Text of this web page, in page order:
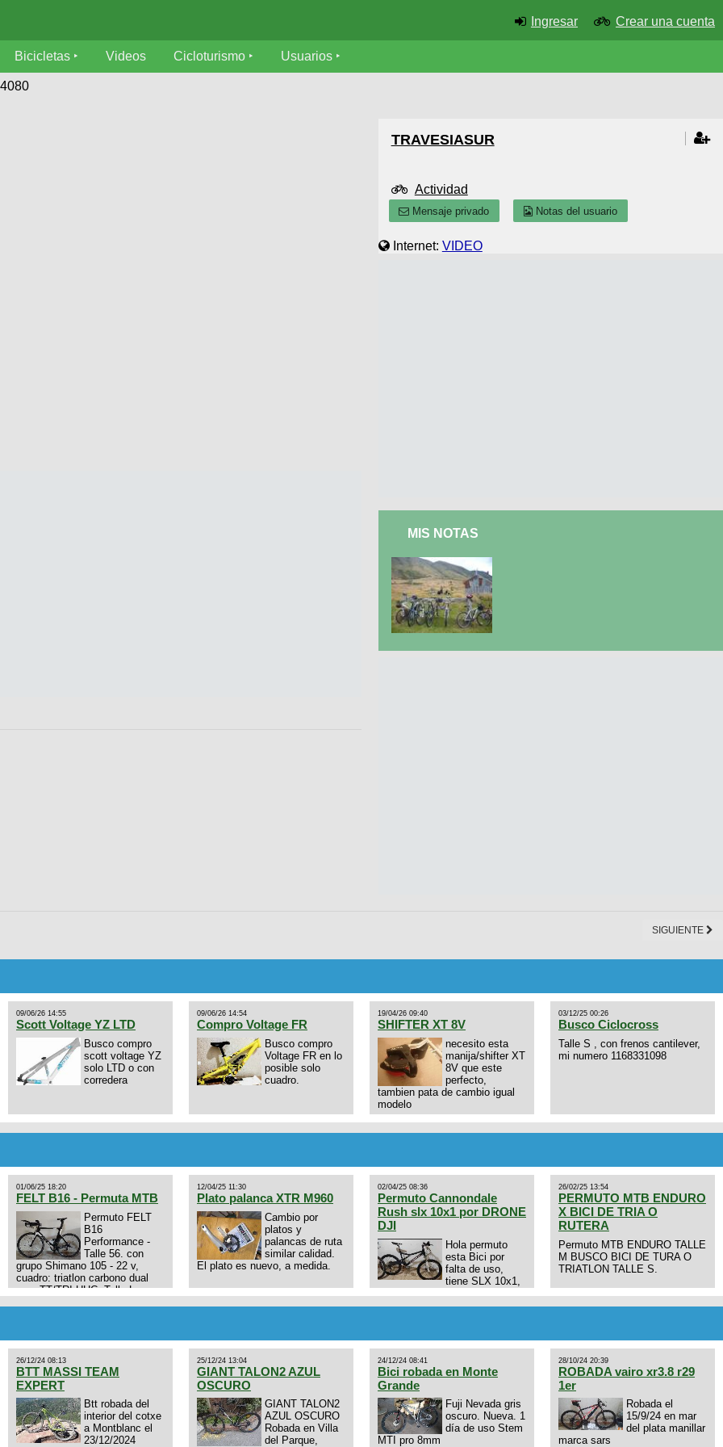
Ingresar Crear una cuenta
Bicicletas Videos Cicloturismo Usuarios
TRAVESIASUR
Actividad
Mensaje privado Notas del usuario
Internet: VIDEO
MIS NOTAS
SIGUIENTE
09/06/26 14:55
Scott Voltage YZ LTD
Busco compro
scott voltage YZ
solo LTD o con
corredera
09/06/26 14:54
Compro Voltage FR
Busco compro
Voltage FR en lo
posible solo
cuadro.
19/04/26 09:40
SHIFTER XT 8V
necesito esta
manija/shifter XT
8V que este
perfecto,
tambien pata de cambio igual
modelo
03/12/25 00:26
Busco Ciclocross
Talle S , con frenos cantilever,
mi numero 1168331098
01/06/25 18:20
FELT B16 - Permuta MTB
Permuto FELT
B16
Performance -
Talle 56. con
grupo Shimano 105 - 22 v,
cuadro: triatlon carbono dual
aero TT/TRI UHC. Talle L.
12/04/25 11:30
Plato palanca XTR M960
Cambio por
platos y
palancas de ruta
similar calidad.
El plato es nuevo, a medida.
02/04/25 08:36
Permuto Cannondale
Rush slx 10x1 por DRONE
DJI
Hola permuto
esta Bici por
falta de uso,
tiene SLX 10x1,
Axon tope de gama con
drone de la marca Dji, les dejo
3434568861 saludos
26/02/25 13:54
PERMUTO MTB ENDURO
X BICI DE TRIA O
RUTERA
Permuto MTB ENDURO TALLE
M BUSCO BICI DE TURA O
TRIATLON TALLE S.
26/12/24 08:13
BTT MASSI TEAM
EXPERT
Btt robada del
interior del cotxe
a Montblanc el
23/12/2024
25/12/24 13:04
GIANT TALON2 AZUL
OSCURO
GIANT TALON2
AZUL OSCURO
Robada en Villa
del Parque,
24/12/24 08:41
Bici robada en Monte
Grande
Fuji Nevada gris
oscuro. Nueva. 1
día de uso Stem
MTI pro 8mm
28/10/24 20:39
ROBADA vairo xr3.8 r29
1er
Robada el
15/9/24 en mar
del plata manillar
marca sars